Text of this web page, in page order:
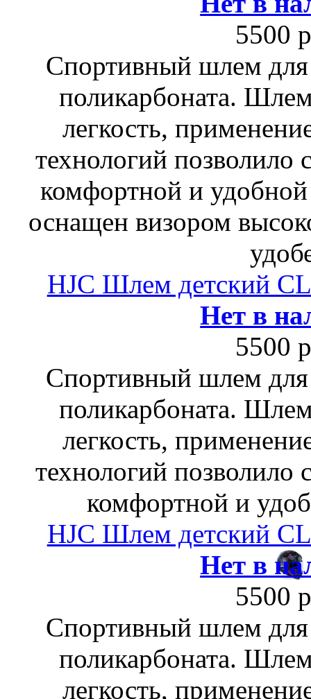
5500
Спортивный шлем
поликарбоната.
легкость,
технологий позволило
комфортной и
оснащен визором
HJC Шлем детский
Нет в
5500
Спортивный шлем
поликарбоната.
легкость,
технологий позволило
комфортной и
HJC Шлем детский
Нет в
5500
Спортивный шлем
поликарбоната.
легкость,